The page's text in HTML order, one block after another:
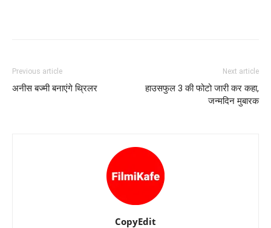
Previous article
अनीस बज्मी बनाएंगे थ्रिलर
Next article
हाउसफुल 3 की फोटो जारी कर कहा,
जन्‍मदिन मुबारक
CopyEdit